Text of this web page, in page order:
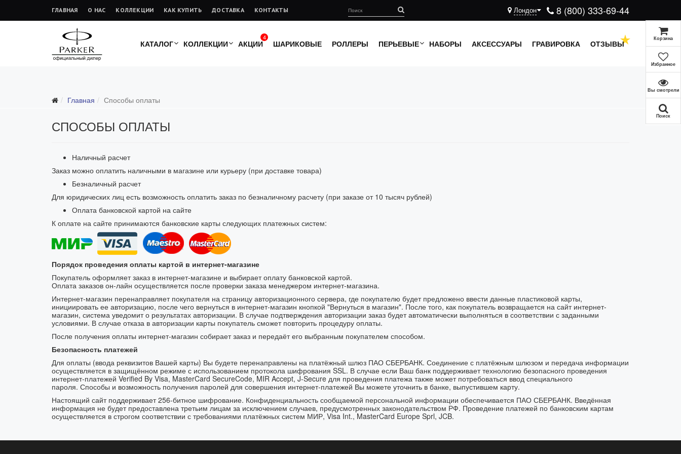
ГЛАВНАЯ О НАС КОЛЛЕКЦИИ КАК КУПИТЬ ДОСТАВКА КОНТАКТЫ 8 (800) 333-69-44
Лондон
КАТАЛОГ КОЛЛЕКЦИИ
4
АКЦИИ ШАРИКОВЫЕ РОЛЛЕРЫ ПЕРЬЕВЫЕ НАБОРЫ АКСЕССУАРЫ ГРАВИРОВКА ОТЗЫВЫ
Главная Способы оплаты
СПОСОБЫ ОПЛАТЫ
Наличный расчет
Заказ можно оплатить наличными в магазине или курьеру (при доставке товара)
Безналичный расчет
Для юридических лиц есть возможность оплатить заказ по безналичному расчету (при заказе от 10 тысяч рублей)
Оплата банковской картой на сайте
К оплате на сайте принимаются банковские карты следующих платежных систем:
Порядок проведения оплаты картой в интернет-магазине
Покупатель оформляет заказ в интернет-магазине и выбирает оплату банковской картой.
Оплата заказов он-лайн осуществляется после проверки заказа менеджером интернет-магазина.
Интернет-магазин перенаправляет покупателя на страницу авторизационного сервера, где покупателю будет предложено ввести данные пластиковой карты,
инициировать ее авторизацию, после чего вернуться в интернет-магазин кнопкой "Вернуться в магазин". После того, как покупатель возвращается на сайт интернет-
магазин, система уведомит о результатах авторизации. В случае подтверждения авторизации заказ будет автоматически выполняться в соответствии с заданными
условиями. В случае отказа в авторизации карты покупатель сможет повторить процедуру оплаты.
После получения оплаты интернет-магазин собирает заказ и передаёт его выбранным покупателем способом.
Безопасность платежей
Для оплаты (ввода реквизитов Вашей карты) Вы будете перенаправлены на платёжный шлюз ПАО СБЕРБАНК. Соединение с платёжным шлюзом и передача информации
осуществляется в защищённом режиме с использованием протокола шифрования SSL. В случае если Ваш банк поддерживает технологию безопасного проведения
интернет-платежей Verified By Visa, MasterCard SecureCode, MIR Accept, J-Secure для проведения платежа также может потребоваться ввод специального
пароля. Способы и возможность получения паролей для совершения интернет-платежей Вы можете уточнить в банке, выпустившем карту.
Настоящий сайт поддерживает 256-битное шифрование. Конфиденциальность сообщаемой персональной информации обеспечивается ПАО СБЕРБАНК. Введённая
информация не будет предоставлена третьим лицам за исключением случаев, предусмотренных законодательством РФ. Проведение платежей по банковским картам
осуществляется в строгом соответствии с требованиями платёжных систем МИР, Visa Int., MasterCard Europe Sprl, JCB.
Корзина
Избранное
Вы смотрели
Поиск